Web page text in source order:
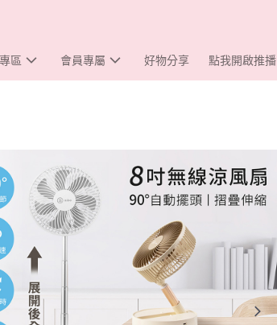
區 會員專屬 好物分享 點我開啟推播